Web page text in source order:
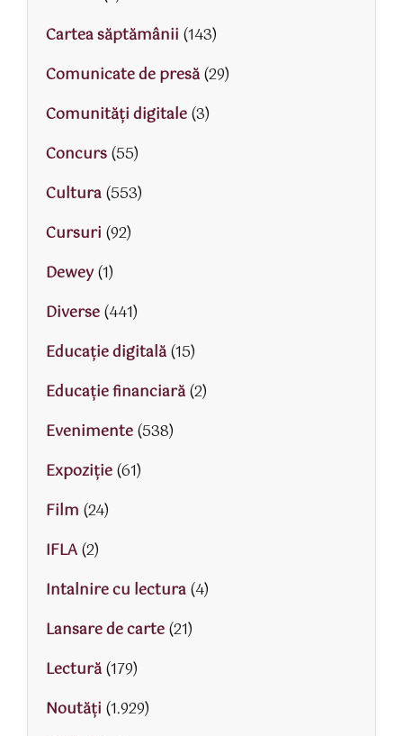
Cartea săptămânii (143)
Comunicate de presă(29)
Comunități digitale(3)
Concurs(55)
Cultura(553)
Cursuri (92)
Dewey(1)
Diverse(441)
Educaţie digitală(15)
Educaţie financiară(2)
Evenimente(538)
Expoziție(61)
Film (24)
IFLA(2)
Intalnire cu lectura(4)
Lansare de carte(21)
Lectură(179)
Noutăți (1.929)